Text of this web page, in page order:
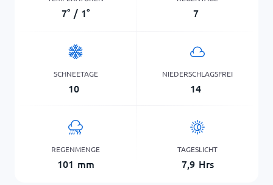
7° / 1° 7
SCHNEETAGE
10
NIEDERSCHLAGSFREI
14
REGENMENGE
101 mm
TAGESLICHT
7,9 Hrs